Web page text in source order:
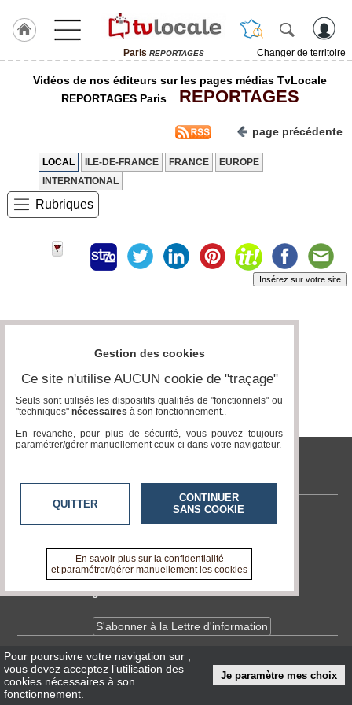
Paris REPORTAGES
Changer de territoire
J'adhère
TvLocale
France
Accueil
RUBRIQUES
Gazette
Médias
du
groupe
Blogs
Prémium
Vidéos de nos éditeurs sur les pages médias TvLocale
REPORTAGES Paris
REPORTAGES
page précédente
LOCAL ILE-DE-FRANCE FRANCE
EUROPE
INTERNATIONAL
Rubriques
Insérez sur votre site
tvlocale.fr
Contactez-nous
A propos de tvlocale.fr
Devenir délégué
S'abonner à la Lettre d'information
InfosCNIL/RGPD
Conditions Générales d'Utilisation
Pour poursuivre votre navigation sur
vous devez acceptez l’utilisation des
cookies nécessaires à son
fonctionnement.
Je paramètre mes choix
Gestion des cookies
Ce site n'utilise AUCUN cookie de "traçage"
Seuls sont utilisés les dispositifs qualifiés de "fonctionnels" ou
"techniques" nécessaires à son fonctionnement..
En revanche, pour plus de sécurité, vous pouvez toujours
paramétrer/gérer manuellement ceux-ci dans votre navigateur.
QUITTER
CONTINUER
SANS COOKIE
En savoir plus sur la confidentialité
et paramétrer/gérer manuellement les cookies